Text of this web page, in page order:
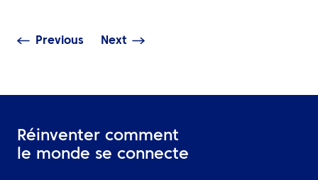
Previous Next
Réinventer comment
le monde se connecte